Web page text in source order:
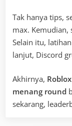
Tak hanya tips,
max. Kemudian,
Selain itu,
lanjut, Discord
Akhirnya,
menang round
sekarang,